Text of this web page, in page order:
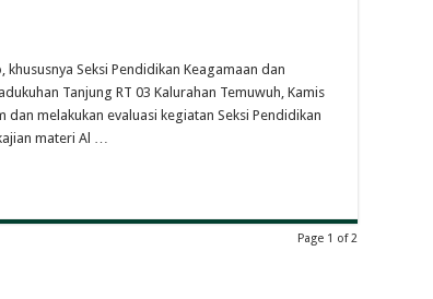
Seksi Pendidikan Keagamaan dan
Tanjung RT 03 Kalurahan Temuwuh, Kamis
melakukan evaluasi kegiatan Seksi Pendidikan
materi Al …
Page 1 of 2